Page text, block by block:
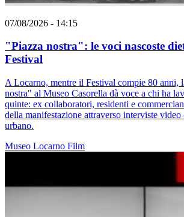
07/08/2026 - 14:15
"Piazza nostra": le voci nascoste
Festival
A Locarno, mentre il Festival compie 80 anni,
nostra" al Museo Casorella dà voce a chi ha
quinte: ex collaboratori, residenti e
della manifestazione attraverso interviste video
urbano.
Museo Locarno Film